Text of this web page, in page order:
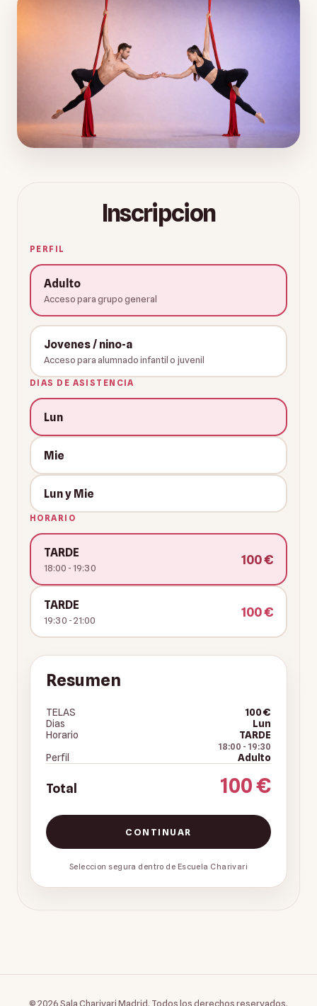
Inscripcion
PERFIL
Adulto
Acceso para grupo general
Jovenes / nino-a
Acceso para alumnado infantil o juvenil
DIAS DE ASISTENCIA
Lun
Mie
Lun y Mie
HORARIO
TARDE
18:00 - 19:30
100 €
TARDE
19:30 - 21:00
100 €
Resumen
TELAS
100 €
Dias
Lun
Horario
TARDE
18:00 - 19:30
Perfil Adulto
Total 100 €
CONTINUAR
Seleccion segura dentro de Escuela Charivari
©2026Sala Charivari Madrid. Todos los derechos reservados.